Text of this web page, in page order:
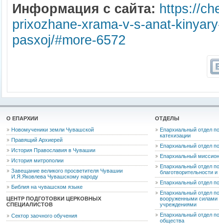
Информация с сайта: https://
prixozhane-xrama-v-s-anat-
pasxoj/#more-6572
О ЕПАРХИИ
Новомученики земли Чувашской
Правящий Архиерей
История Православия в Чувашии
История митрополии
Завещание великого просветителя Чувашии
И.Я.Яковлева Чувашскому народу
Библия на чувашском языке
ЦЕНТР ПОДГОТОВКИ ЦЕРКОВНЫХ
СПЕЦИАЛИСТОВ
Сектор заочного обучения
ОТДЕЛЫ
Епархиальный отдел
катехизации
Епархиальный отдел
Епархиальный
Епархиальный отдел
благотворительности
Епархиальный отдел
Епархиальный отдел
вооруженными силами
учреждениями
Епархиальный отдел
общества